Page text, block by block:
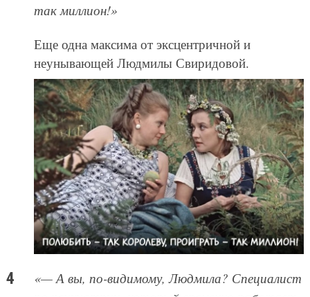
так миллион!»
Еще одна максима от эксцентричной и
неунывающей Людмилы Свиридовой.
«— А вы, по-видимому, Людмила? Специалист